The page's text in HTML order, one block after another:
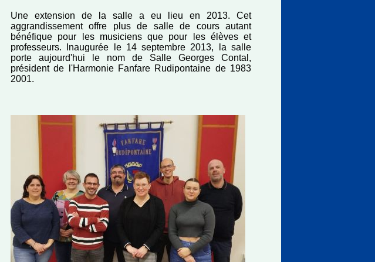
Une extension de la salle a eu lieu en 2013. Cet
aggrandissement offre plus de salle de cours autant
bénéfique pour les musiciens que pour les élèves et
professeurs. Inaugurée le 14 septembre 2013, la salle
porte aujourd'hui le nom de Salle Georges Contal,
président de l'Harmonie Fanfare Rudipontaine de 1983
2001.